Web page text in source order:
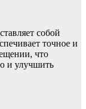
собой
точное и
что
и улучшить